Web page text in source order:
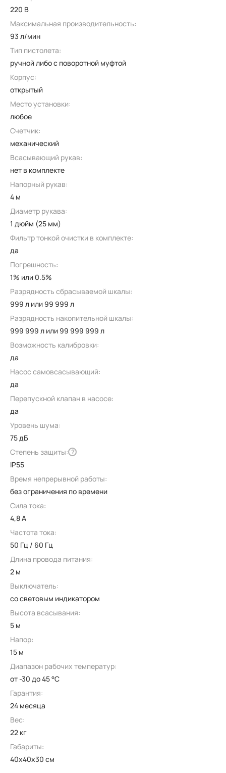
220 В
Максимальная производительность:
93 л/мин
Тип пистолета:
ручной либо с поворотной муфтой
Корпус:
открытый
Место установки:
любое
Счетчик:
механический
Всасывающий рукав:
нет в комплекте
Напорный рукав:
4 м
Диаметр рукава:
1 дюйм (25 мм)
Фильтр тонкой очистки в комплекте:
да
Погрешность:
1% или 0.5%
Разрядность сбрасываемой шкалы:
999 л или 99 999 л
Разрядность накопительной шкалы:
999 999 л или 99 999 999 л
Возможность калибровки:
да
Насос самовсасывающий:
да
Перепускной клапан в насосе:
да
Уровень шума:
75 дБ
Степень защиты: ?
IP55
Время непрерывной работы:
без ограничения по времени
Сила тока:
4,8 А
Частота тока:
50 Гц / 60 Гц
Длина провода питания:
2 м
Выключатель:
со световым индикатором
Высота всасывания:
5 м
Напор:
15 м
Диапазон рабочих температур:
от -30 до 45 °C
Гарантия:
24 месяца
Вес:
22 кг
Габариты:
40x40x30 см